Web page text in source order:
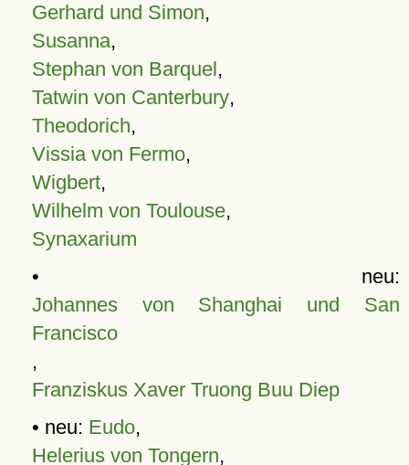
Gerhard und Simon,
Susanna,
Stephan von Barquel,
Tatwin von Canterbury,
Theodorich,
Vissia von Fermo,
Wigbert,
Wilhelm von Toulouse,
Synaxarium
• neu:
Johannes von Shanghai und San
Francisco
,
Franziskus Xaver Truong Buu Diep
• neu: Eudo,
Helerius von Tongern,